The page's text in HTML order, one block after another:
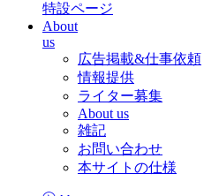
特設ページ
About
us
広告掲載&仕事依頼
情報提供
ライター募集
About us
雑記
お問い合わせ
本サイトの仕様